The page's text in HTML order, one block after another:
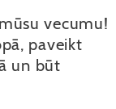
vecumu!
paveikt
un būt